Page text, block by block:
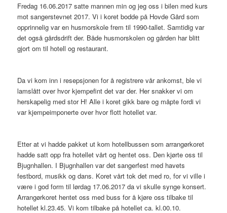
Fredag 16.06.2017 satte mannen min og jeg oss i bilen med kurs
mot sangerstevnet 2017. Vi i koret bodde på Hovde Gård som
opprinnelig var en husmorskole frem til 1990-tallet. Samtidig var
det også gårdsdrift der. Både husmorskolen og gården har blitt
gjort om til hotell og restaurant.
Da vi kom inn i resepsjonen for å registrere vår ankomst, ble vi
lamslått over hvor kjempefint det var der. Her snakker vi om
herskapelig med stor H! Alle i koret gikk bare og måpte fordi vi
var kjempeimponerte over hvor flott hotellet var.
Etter at vi hadde pakket ut kom hotellbussen som arrangørkoret
hadde satt opp fra hotellet vårt og hentet oss. Den kjørte oss til
Bjugnhallen. I Bjugnhallen var det sangerfest med havets
festbord, musikk og dans. Koret vårt tok det med ro, for vi ville i
være i god form til lørdag 17.06.2017 da vi skulle synge konsert.
Arrangørkoret hentet oss med buss for å kjøre oss tilbake til
hotellet kl.23.45. Vi kom tilbake på hotellet ca. kl.00.10.